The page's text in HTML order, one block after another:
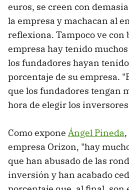
euros, se creen con
la empresa y machacan al
reflexiona. Tampoco ve con
empresa hay tenido
los fundadores hayan
porcentaje de su empresa.
que los fundadores tengan
hora de elegir los
Como expone Ángel Pineda
empresa Orizon, "hay
que han abusado de las
inversión y han acabado